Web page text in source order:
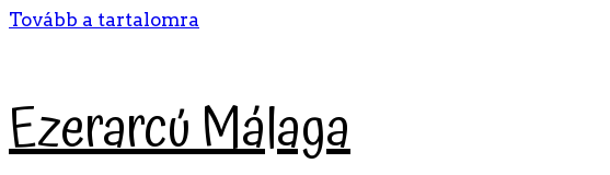
Tovább a tartalomra
Ezerarcú Málaga